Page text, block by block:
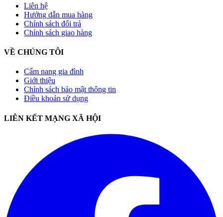
Liên hệ
Hướng dẫn mua hàng
Chính sách đổi trả
Chính sách giao hàng
VỀ CHÚNG TÔI
Cẩm nang gia đình
Giới thiệu
Chính sách bảo mật thông tin
Điều khoản sử dụng
LIÊN KẾT MẠNG XÃ HỘI